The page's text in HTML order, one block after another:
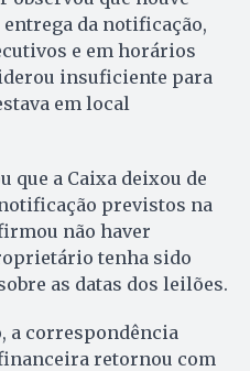
da notificação,
e em horários
insuficiente para
em local
que a Caixa deixou de
previstos na
não haver
tenha sido
as datas dos leilões.
a correspondência
retornou com